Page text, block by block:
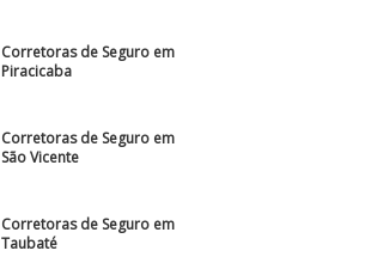
Corretoras de Seguro em
Piracicaba
Corretoras de Seguro em
São Vicente
Corretoras de Seguro em
Taubaté‎